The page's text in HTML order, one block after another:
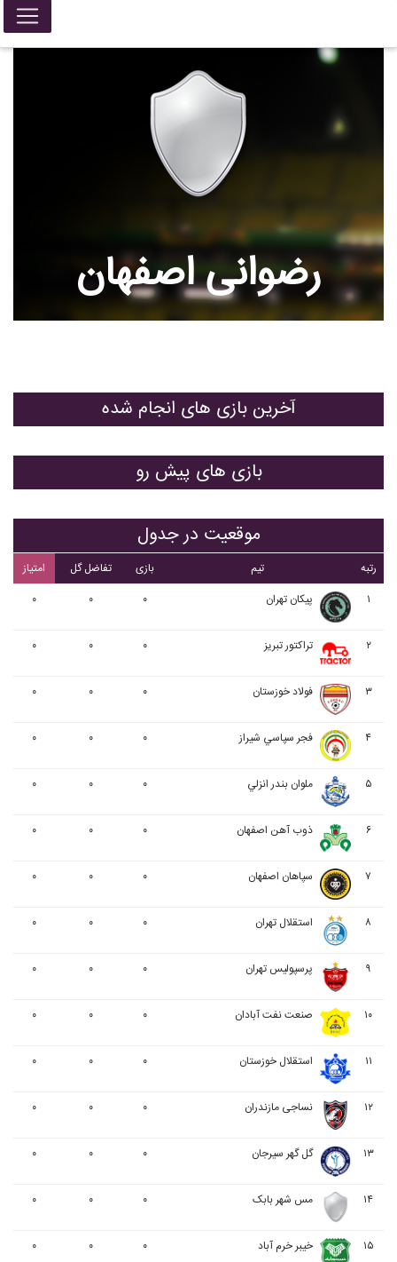
رضوانی اصفهان
آخرین بازی های انجام شده
بازی های پیش رو
موقعیت در جدول
رتبه تیم بازی تفاضل گل
امتیاز
۱
پيکان تهران ۰ ۰ ۰
۲ تراکتور تبریز ۰ ۰ ۰
۳ فولاد خوزستان ۰ ۰ ۰
۴ فجر سپاسي شیراز ۰ ۰ ۰
۵ ملوان بندر انزلي ۰ ۰ ۰
۶ ذوب آهن اصفهان ۰ ۰ ۰
۷ سپاهان اصفهان ۰ ۰ ۰
۸ استقلال تهران ۰ ۰ ۰
۹ پرسپولیس تهران ۰ ۰ ۰
۱۰ صنعت نفت آبادان ۰ ۰ ۰
۱۱ استقلال خوزستان ۰ ۰ ۰
۱۲ نساجی مازندران ۰ ۰ ۰
۱۳ گل گهر سیرجان ۰ ۰ ۰
۱۴ مس شهر بابک ۰ ۰ ۰
۱۵ خيبر خرم آباد ۰ ۰ ۰